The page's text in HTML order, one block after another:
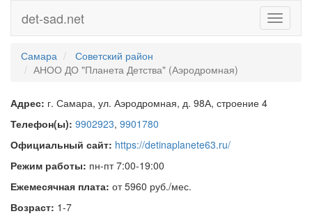
Toggle
det-sad.net
Самара
Советский район
АНОО ДО "Планета Детства" (Аэродромная)
Адрес: г. Самара, ул. Аэродромная, д. 98А, строение 4
Телефон(ы): 9902923, 9901780
Официальный сайт: https://detinaplanete63.ru/
Режим работы: пн-пт 7:00-19:00
Ежемесячная плата: от 5960 руб./мес.
Возраст: 1-7